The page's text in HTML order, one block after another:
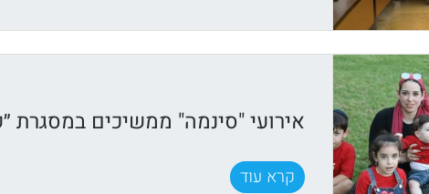
אירועי "סינמה" ממשיכים במסגרת
קרא עוד